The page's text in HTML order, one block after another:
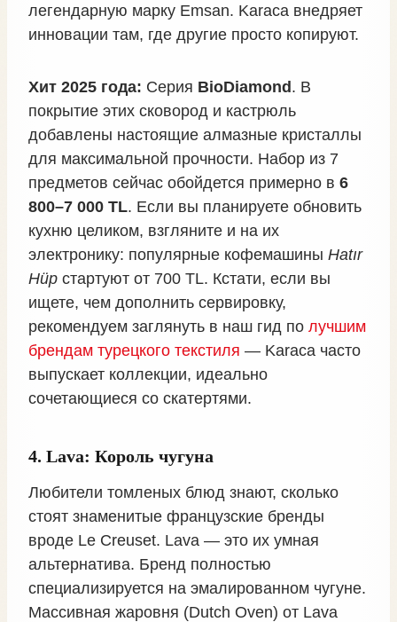
легендарную марку Emsan. Karaca внедряет
инновации там, где другие просто копируют.
Хит 2025 года: Серия BioDiamond. В
покрытие этих сковород и кастрюль
добавлены настоящие алмазные кристаллы
для максимальной прочности. Набор из 7
предметов сейчас обойдется примерно в 6
800–7 000 TL. Если вы планируете обновить
кухню целиком, взгляните и на их
электронику: популярные кофемашины Hatır
Hüp стартуют от 700 TL. Кстати, если вы
ищете, чем дополнить сервировку,
рекомендуем заглянуть в наш гид по лучшим
брендам турецкого текстиля — Karaca часто
выпускает коллекции, идеально
сочетающиеся со скатертями.
4. Lava: Король чугуна
Любители томленых блюд знают, сколько
стоят знаменитые французские бренды
вроде Le Creuset. Lava — это их умная
альтернатива. Бренд полностью
специализируется на эмалированном чугуне.
Массивная жаровня (Dutch Oven) от Lava